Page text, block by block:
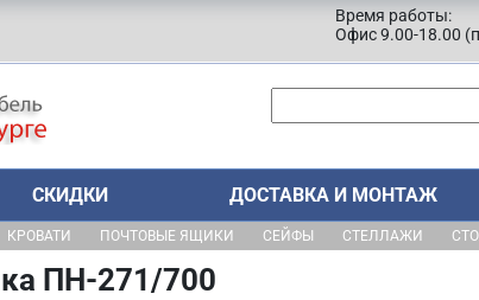
Время работы:
Офис 9.00-18.00
СКИДКИ ДОСТАВКА И МОНТАЖ
КРОВАТИ ПОЧТОВЫЕ ЯЩИКИ СЕЙФЫ СТЕЛЛАЖИ
ПН-271/700